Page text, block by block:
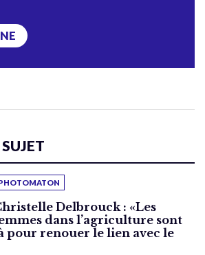
Delbrouck : «Les
dans l’agriculture sont
pour renouer le lien avec le